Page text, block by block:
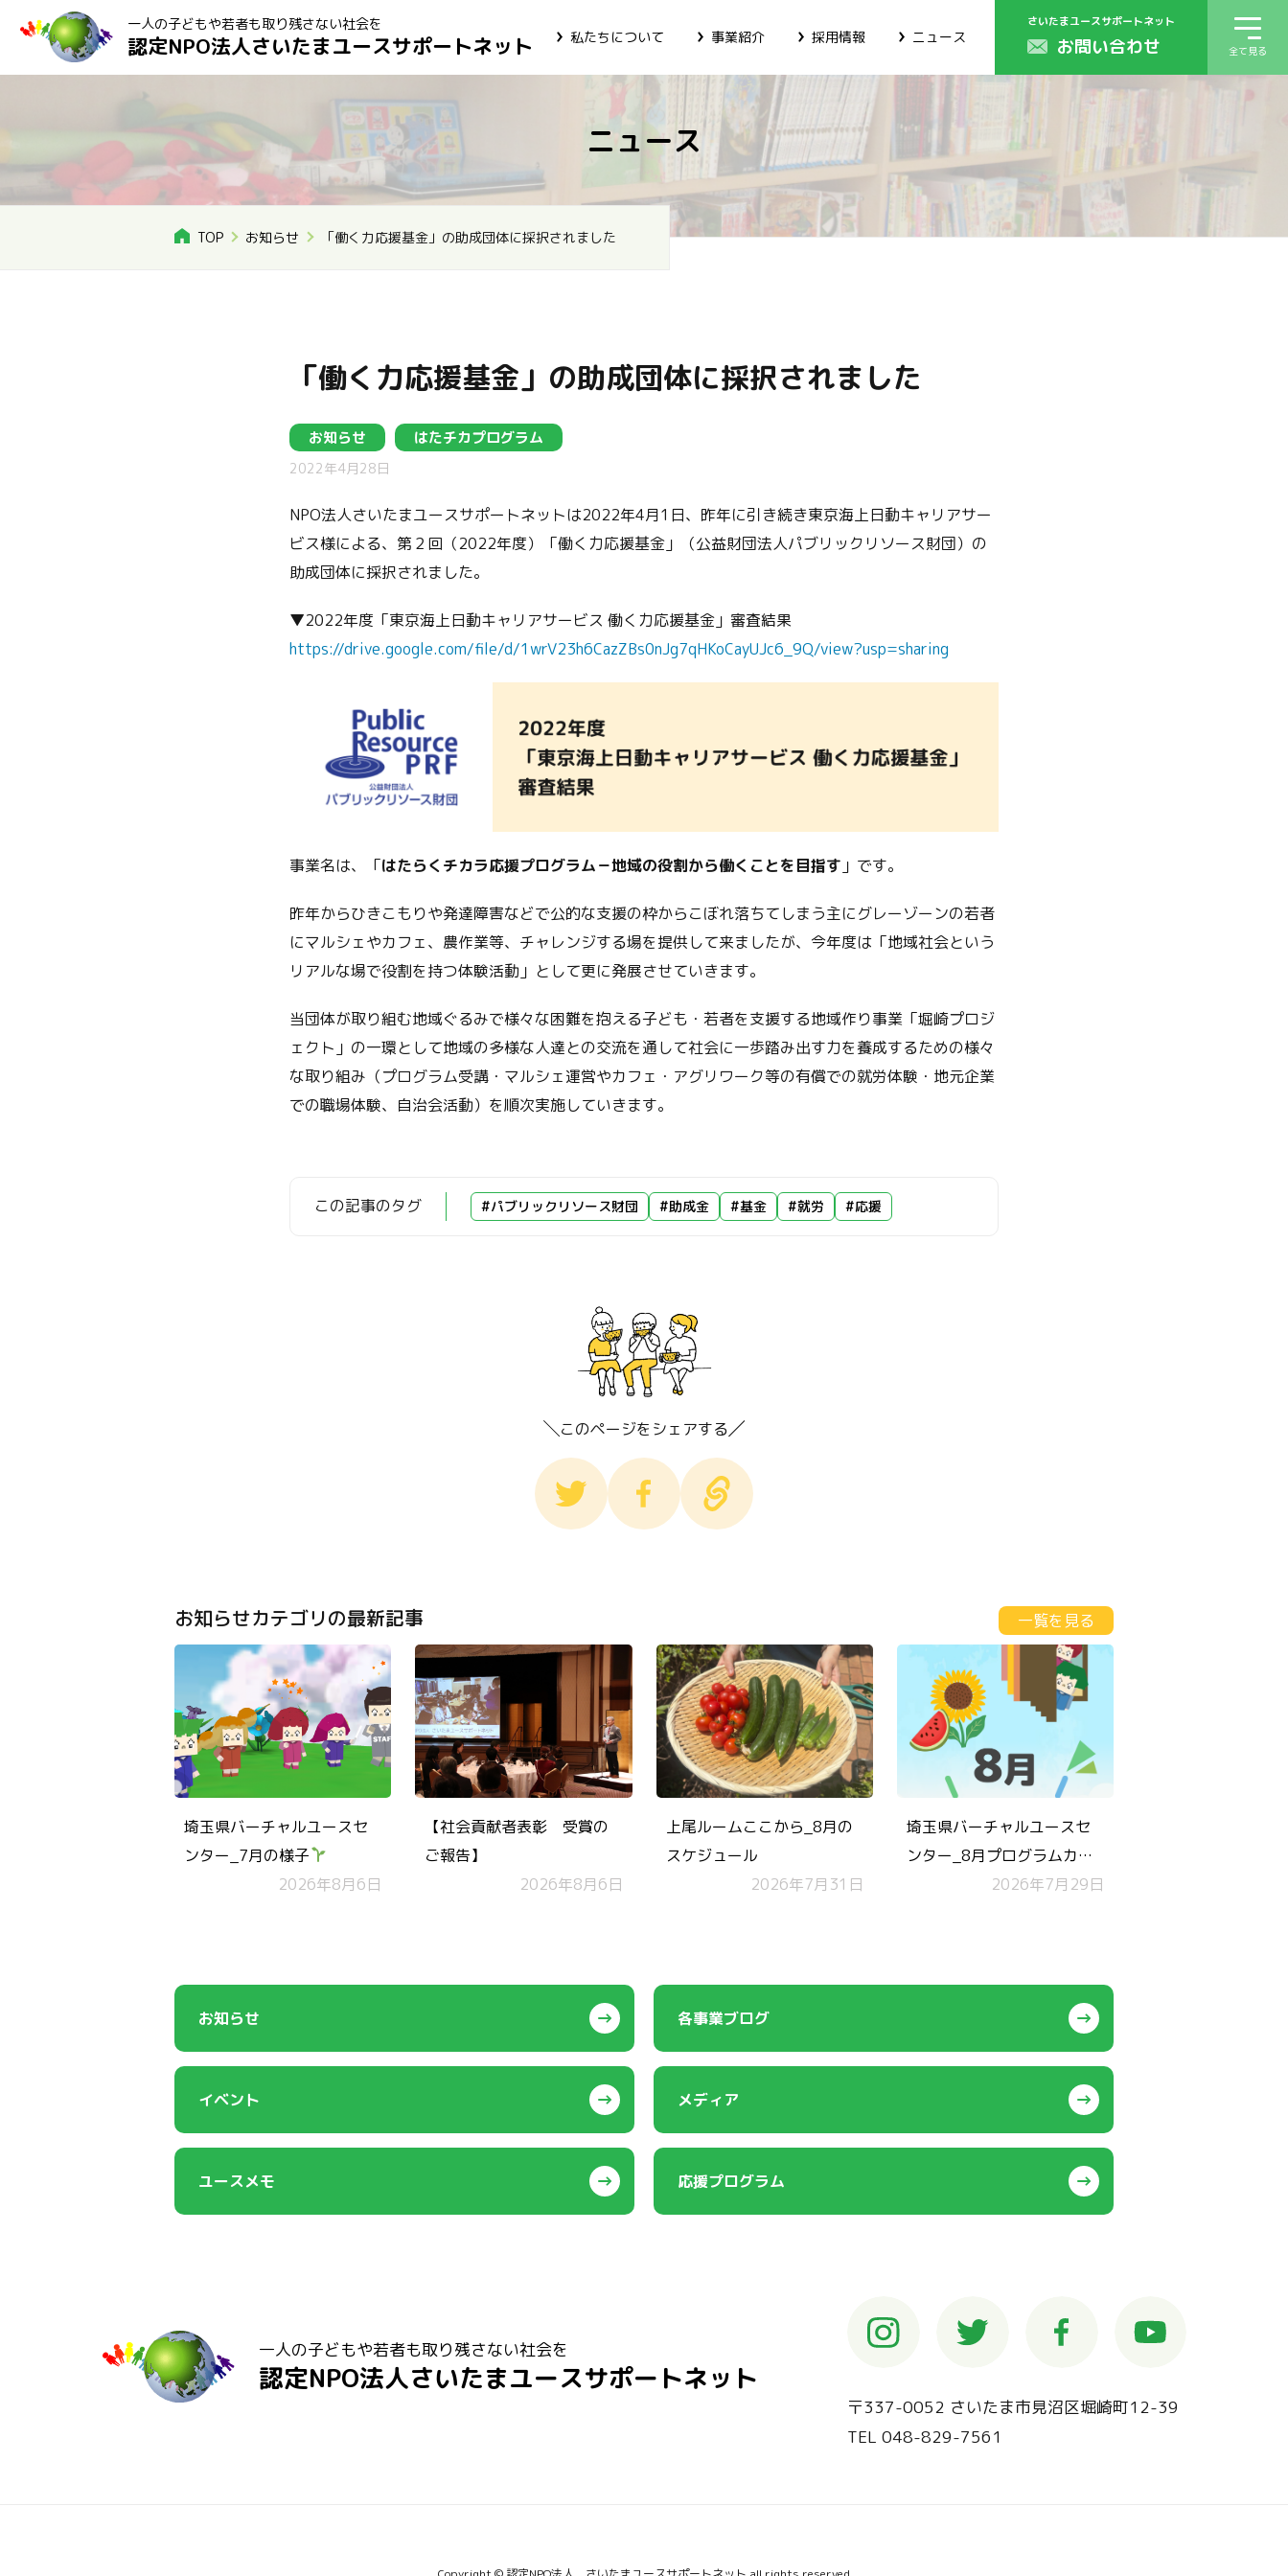
一人の子どもや若者も取り残さない社会を
認定NPO法人さいたまユースサポートネット 私たちについて 事業紹介 採用情報 ニュース
さいたまユースサポートネット
お問い合わせ 全て見る
ニュース
TOP お知らせ 「働く力応援基金」の助成団体に採択されました
「働く力応援基金」の助成団体に採択されました
お知らせ はたチカプログラム
2022年4月28日
NPO法人さいたまユースサポートネットは2022年4月1日、昨年に引き続き東京海上日動キャリアサー
ビス様による、第２回（2022年度）「働く力応援基金」（公益財団法人パブリックリソース財団）の
助成団体に採択されました。
▼2022年度「東京海上日動キャリアサービス 働く力応援基金」審査結果
https://drive.google.com/file/d/1wrV23h6CazZBs0nJg7qHKoCayUJc6_9Q/view?usp=sharing
事業名は、「はたらくチカラ応援プログラム－地域の役割から働くことを目指す 」です。
昨年からひきこもりや発達障害などで公的な支援の枠からこぼれ落ちてしまう主にグレーゾーンの若者
にマルシェやカフェ、農作業等、チャレンジする場を提供して来ましたが、今年度は「地域社会という
リアルな場で役割を持つ体験活動」として更に発展させていきます。
当団体が取り組む地域ぐるみで様々な困難を抱える子ども・若者を支援する地域作り事業「堀崎プロジ
ェクト」の一環として地域の多様な人達との交流を通して社会に一歩踏み出す力を養成するための様々
な取り組み（プログラム受講・マルシェ運営やカフェ・アグリワーク等の有償での就労体験・地元企業
での職場体験、自治会活動）を順次実施していきます。
この記事のタグ #パブリックリソース財団 #助成金 #基金 #就労 #応援
このページをシェアする
お知らせカテゴリの最新記事 一覧を見る
埼玉県バーチャルユースセ
ンター_7月の様子
2026年8月6日
【社会貢献者表彰 受賞の
ご報告】
2026年8月6日
上尾ルームここから_8月の
スケジュール
2026年7月31日
埼玉県バーチャルユースセ
ンター_8月プログラムカレ
2026年7月29日
お知らせ 各事業ブログ
イベント メディア
ユースメモ 応援プログラム
一人の子どもや若者も取り残さない社会を
認定NPO法人さいたまユースサポートネット
〒337-0052 さいたま市見沼区堀崎町12-39
TEL 048-829-7561